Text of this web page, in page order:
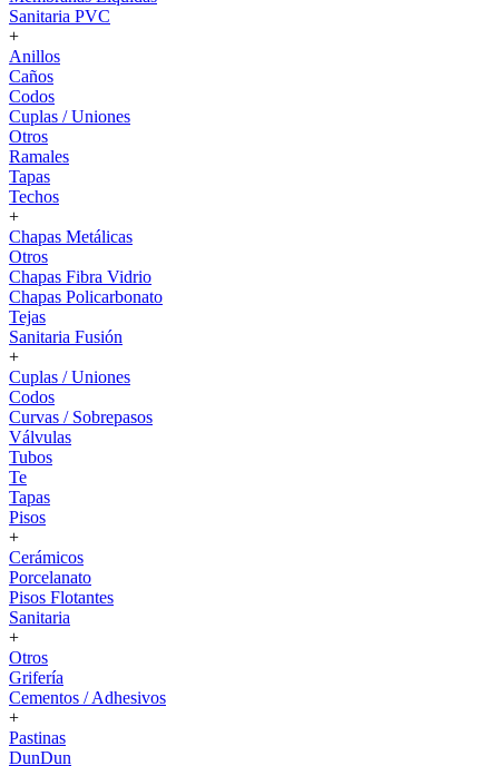
Sanitaria PVC
+
Anillos
Caños
Codos
Cuplas / Uniones
Otros
Ramales
Tapas
Techos
+
Chapas Metálicas
Otros
Chapas Fibra Vidrio
Chapas Policarbonato
Tejas
Sanitaria Fusión
+
Cuplas / Uniones
Codos
Curvas / Sobrepasos
Válvulas
Tubos
Te
Tapas
Pisos
+
Cerámicos
Porcelanato
Pisos Flotantes
Sanitaria
+
Otros
Grifería
Cementos / Adhesivos
+
Pastinas
DunDun